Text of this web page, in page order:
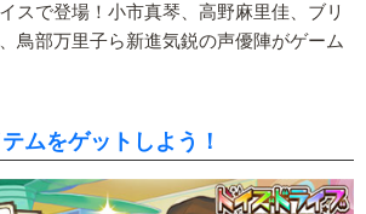
スで登場！小市真琴、高野麻里佳、ブリ
鳥部万里子ら新進気鋭の声優陣がゲーム
ムをゲットしよう！